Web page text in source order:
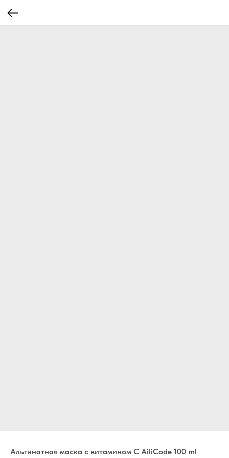
Альгинатная маска с витамином С AiliCodе 100 ml